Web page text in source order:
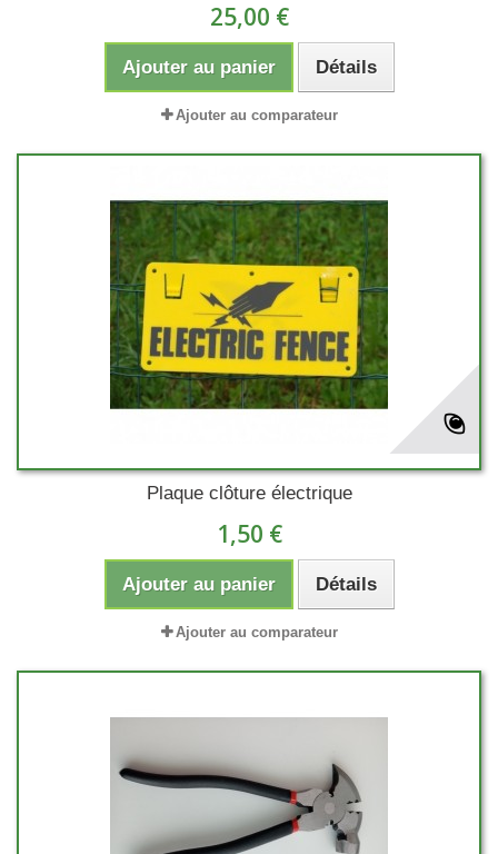
25,00 €
Ajouter au panier Détails
Ajouter au comparateur
Plaque clôture électrique
1,50 €
Ajouter au panier Détails
Ajouter au comparateur